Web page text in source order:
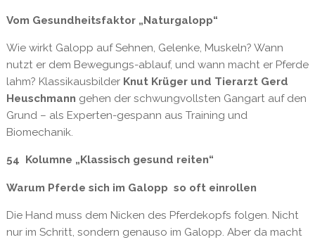
Vom Gesundheitsfaktor „Naturgalopp“
Wie wirkt Galopp auf Sehnen, Gelenke, Muskeln? Wann
nutzt er dem Bewegungs-ablauf, und wann macht er Pferde
lahm? Klassikausbilder Knut Krüger und Tierarzt Gerd
Heuschmann gehen der schwungvollsten Gangart auf den
Grund – als Experten-gespann aus Training und
Biomechanik.
54 Kolumne „Klassisch gesund reiten“
Warum Pferde sich im Galopp so oft einrollen
Die Hand muss dem Nicken des Pferdekopfs folgen. Nicht
nur im Schritt, sondern genauso im Galopp. Aber da macht